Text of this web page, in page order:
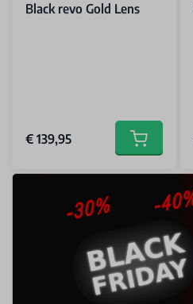
Black revo Gold Lens
€ 139,95 Add to cart